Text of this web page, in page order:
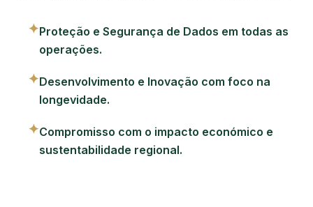
✦Proteção e Segurança de Dados em todas as
operações.
✦Desenvolvimento e Inovação com foco na
longevidade.
✦Compromisso com o impacto económico e
sustentabilidade regional.